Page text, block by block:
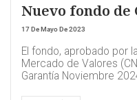
Nuevo fondo de
17 De Mayo De 2023
El fondo, aprobado por
Mercado de Valores
Garantía Noviembre